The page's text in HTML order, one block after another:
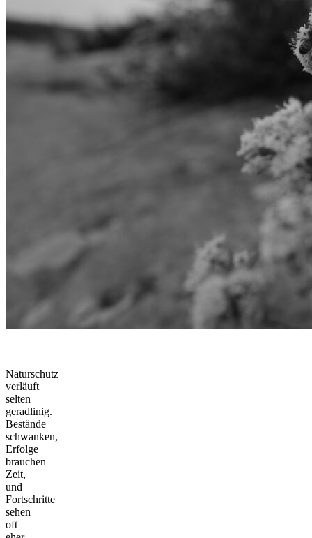
Naturschutz
verläuft
selten
geradlinig.
Bestände
schwanken,
Erfolge
brauchen
Zeit,
und
Fortschritte
sehen
oft